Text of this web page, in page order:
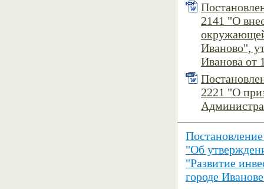
2141 "О
Иваново",
Иванова от
2221 "О
"Об
"Развитие
городе